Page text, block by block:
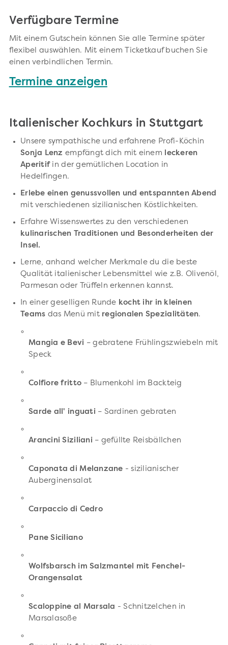
Verfügbare Termine
Mit einem Gutschein können Sie alle Termine später
flexibel auswählen. Mit einem Ticketkauf buchen Sie
einen verbindlichen Termin.
Termine anzeigen
Italienischer Kochkurs in Stuttgart
Unsere sympathische und erfahrene Profi-Köchin
Sonja Lenzempfängt dich mit einem
leckeren
Aperitifin der gemütlichen Location in
Hedelfingen.
Erlebe einen genussvollen und entspannten Abend
mit verschiedenen sizilianischen Köstlichkeiten.
Erfahre Wissenswertes zu den verschiedenen
kulinarischen Traditionen und Besonderheiten der
Insel.
Lerne, anhand welcher Merkmale du die beste
Qualität italienischer Lebensmittel wie z.B. Olivenöl,
Parmesan oder Trüffeln erkennen kannst.
In einer geselligen Runde kocht ihr in kleinen
Teams das Menü mit regionalen Spezialitäten.
Mangia e Bevi – gebratene Frühlingszwiebeln mit
Speck
Colfiore fritto – Blumenkohl im Backteig
Sarde all' inguati – Sardinen gebraten
Arancini Siziliani – gefüllte Reisbällchen
Caponata di Melanzane - sizilianischer
Auberginensalat
Carpaccio di Cedro
Pane Siciliano
Wolfsbarsch im Salzmantel mit Fenchel-
Orangensalat
Scaloppine al Marsala - Schnitzelchen in
Marsalasoße